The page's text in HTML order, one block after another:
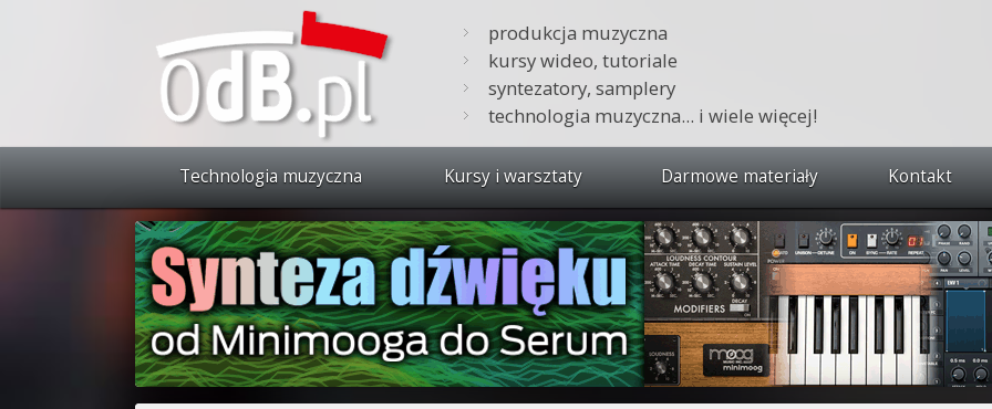
produkcja muzyczna
kursy wideo, tutoriale
syntezatory, samplery
technologia muzyczna... i wiele więcej!
Technologia muzyczna Kursy i warsztaty
Zobacz wszystkie kursy i warsztaty
Synteza dźwięku 🔥
Produkcja muzyczna w praktyce
Bitwig Studio od podstaw
Darmowe materiały Kontakt